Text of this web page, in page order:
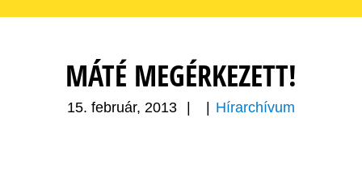
MÁTÉ MEGÉRKEZETT!
15. február, 2013 Hírarchívum